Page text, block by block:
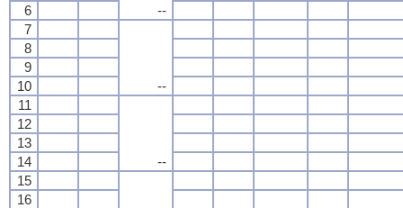
--
6
7
--
8
9
10
11
--
12
13
14
15
16
--
6
7
--
8
9
10
11
--
12
13
14
15
16
--
6
7
--
8
9
10
11
--
12
13
14
15
16
--
6
7
--
8
9
10
11
--
12
13
14
15
16